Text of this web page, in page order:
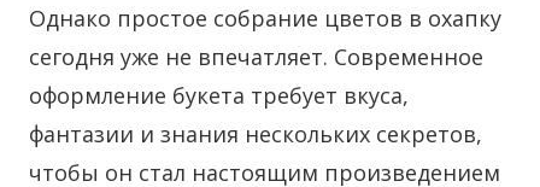
Однако простое собрание цветов в охапку
сегодня уже не впечатляет. Современное
оформление букета требует вкуса,
фантазии и знания нескольких секретов,
чтобы он стал настоящим произведением